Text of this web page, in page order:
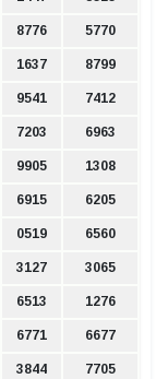
8776 5770
1637 8799
9541 7412
7203 6963
9905 1308
6915 6205
0519 6560
3127 3065
6513 1276
6771 6677
3844 7705